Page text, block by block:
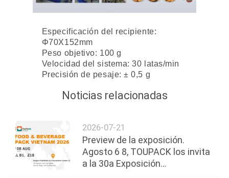
Especificación del recipiente:
Φ70X152mm
Peso objetivo: 100 g
Velocidad del sistema: 30 latas/min
Precisión de pesaje: ± 0,5 g
Noticias relacionadas
2026-07-21
Preview de la exposición.
Agosto 6 8, TOUPACK los invita
a la 30a Exposición